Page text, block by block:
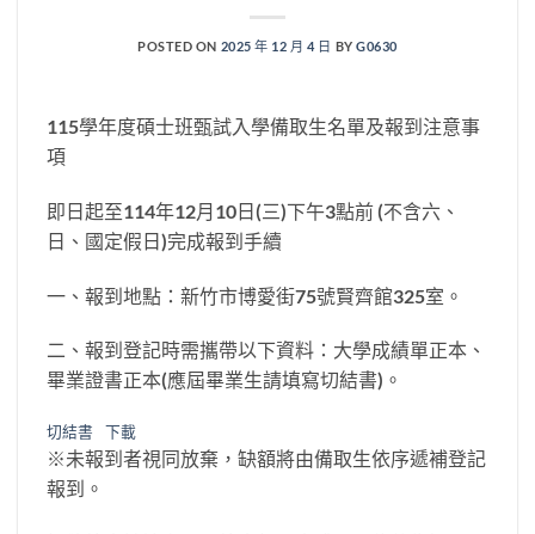
POSTED ON 2025 年 12 月 4 日 BYG0630
115學年度碩士班甄試入學備取生名單及報到注意事
項
即日起至114年12月10日(三)下午3點前 (不含六、
日、國定假日)完成報到手續
一、報到地點：新竹市博愛街75號賢齊館325室。
二、報到登記時需攜帶以下資料：大學成績單正本、
畢業證書正本(應屆畢業生請填寫切結書)。
切結書 下載
※未報到者視同放棄，缺額將由備取生依序遞補登記
報到。